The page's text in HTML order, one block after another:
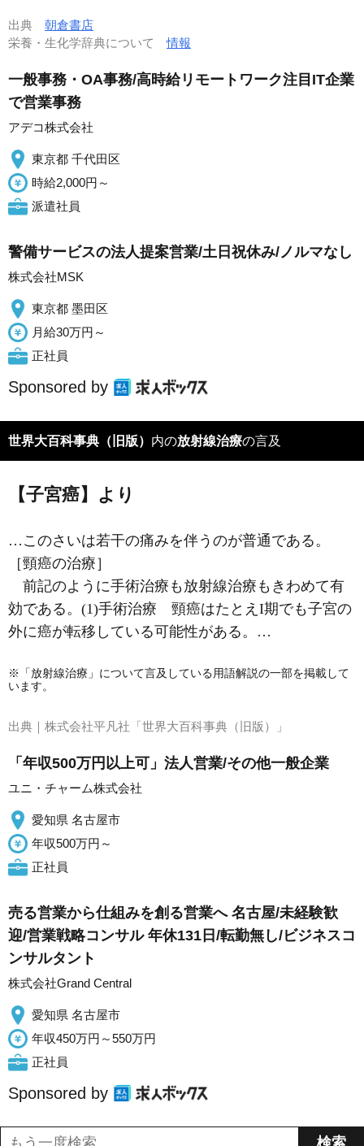
出典 朝倉書店
栄養・生化学辞典について情報
一般事務・OA事務/高時給リモートワーク注目IT企業
で営業事務
アデコ株式会社
東京都 千代田区
時給2,000円～
派遣社員
警備サービスの法人提案営業/土日祝休み/ノルマなし
株式会社MSK
東京都 墨田区
月給30万円～
正社員
Sponsored by
世界大百科事典（旧版） 内の放射線治療の言及
【子宮癌】より
…このさいは若干の痛みを伴うのが普通である。
［頸癌の治療］
前記のように手術治療も放射線治療もきわめて有
効である。(1)手術治療 頸癌はたとえI期でも子宮の
外に癌が転移している可能性がある。…
※「放射線治療」について言及している用語解説の一部を掲載して
います。
出典｜ 株式会社平凡社「世界大百科事典（旧版）」
「年収500万円以上可」法人営業/その他一般企業
ユニ・チャーム株式会社
愛知県 名古屋市
年収500万円～
正社員
売る営業から仕組みを創る営業へ 名古屋/未経験歓
迎/営業戦略コンサル 年休131日/転勤無し/ビジネスコ
ンサルタント
株式会社Grand Central
愛知県 名古屋市
年収450万円～550万円
正社員
Sponsored by